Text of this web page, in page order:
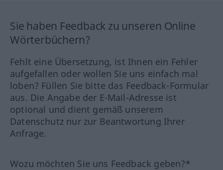
Sie haben Feedback zu unseren Online
Wörterbüchern?
Fehlt eine Übersetzung, ist Ihnen ein Fehler
aufgefallen oder wollen Sie uns einfach mal
loben? Füllen Sie bitte das Feedback-Formular
aus. Die Angabe der E-Mail-Adresse ist
optional und dient gemäß unserem
Datenschutz nur zur Beantwortung Ihrer
Anfrage.
Wozu möchten Sie uns Feedback geben?*